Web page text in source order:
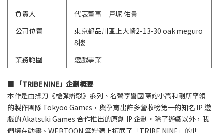
負責人
代表董事 戸塚 佑貴
公司位置
東京都品川區上大崎2-13-30 oak meguro
8樓
業務範圍
遊戲事業
■ 「TRIBE NINE」企劃概要
本作是由操刀《槍彈辯駁》系列、名聲享譽國際的小高和剛所率領
的製作團隊 Tokyoo Games，與孕育出許多營收榜第一的知名 IP 遊
戲的 Akatsuki Games 合作推出的原創 IP 企劃。除了遊戲以外，我
們還在動畫、WEBTOON 等媒體上拓展了「TRIBE NINE」的世